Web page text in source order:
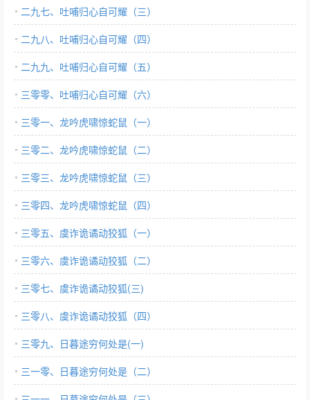
二九七、吐哺归心自可耀（三）
二九八、吐哺归心自可耀（四）
二九九、吐哺归心自可耀（五）
三零零、吐哺归心自可耀（六）
三零一、龙吟虎啸惊蛇鼠（一）
三零二、龙吟虎啸惊蛇鼠（二）
三零三、龙吟虎啸惊蛇鼠（三）
三零四、龙吟虎啸惊蛇鼠（四）
三零五、虞诈诡谲动狡狐（一）
三零六、虞诈诡谲动狡狐（二）
三零七、虞诈诡谲动狡狐(三)
三零八、虞诈诡谲动狡狐（四）
三零九、日暮途穷何处是(一)
三一零、日暮途穷何处是（二）